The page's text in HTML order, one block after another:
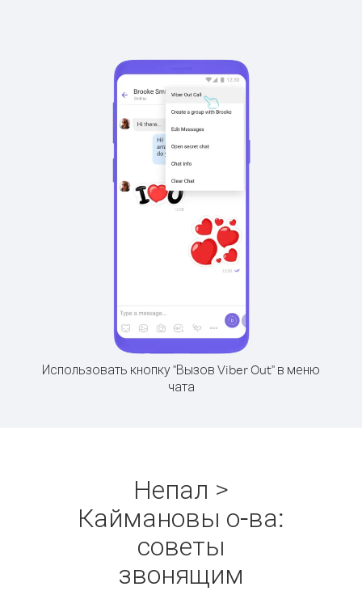
Использовать кнопку "Вызов Viber Out" в меню
чата
Непал >
Каймановы о-ва:
советы
звонящим